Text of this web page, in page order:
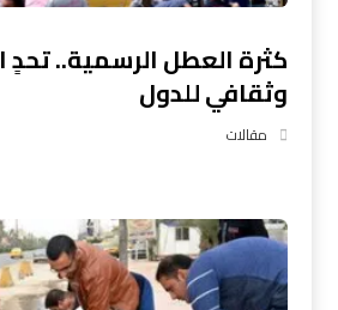
كثرة العطل الرسمية..
وثقافي للدول
مقالات